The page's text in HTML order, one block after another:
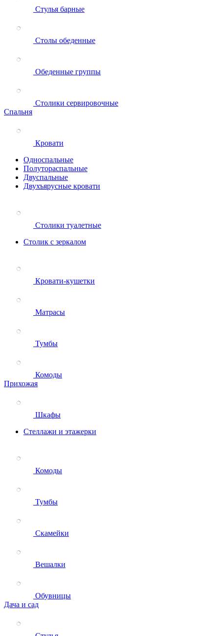
Стулья барные
Столы обеденные
Обеденные группы
Столики сервировочные
Спальня
Кровати
Односпальные
Полутораспальные
Двуспальные
Двухъярусные кровати
Столики туалетные
Столик с зеркалом
Кровати-кушетки
Матрасы
Тумбы
Комоды
Прихожая
Шкафы
Стеллажи и этажерки
Комоды
Тумбы
Скамейки
Вешалки
Обувницы
Дача и сад